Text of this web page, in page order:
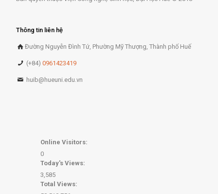
Thông tin liên hệ
Đường Nguyễn Đình Tứ, Phường Mỹ Thượng, Thành phố Huế
(+84)0961423419
huib@hueuni.edu.vn
Online Visitors:
0
Today's Views:
3,585
Total Views: